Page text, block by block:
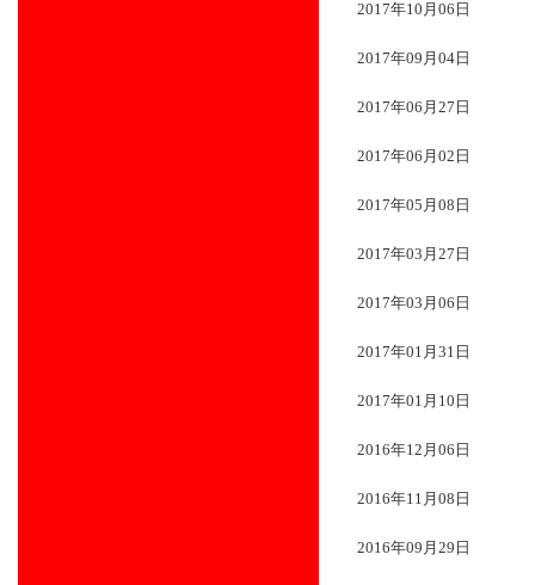
2017年10月06日
2017年09月04日
2017年06月27日
2017年06月02日
2017年05月08日
2017年03月27日
2017年03月06日
2017年01月31日
2017年01月10日
2016年12月06日
2016年11月08日
2016年09月29日